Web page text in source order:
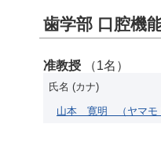
歯学部 口腔機
准教授 （1名）
氏名 (カナ)
山本 寛明 （ヤマモ